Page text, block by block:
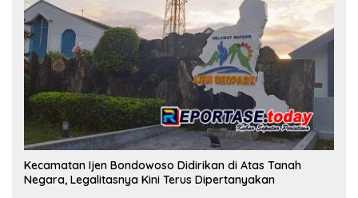
Kecamatan Ijen Bondowoso Didirikan di Atas Tanah
Negara, Legalitasnya Kini Terus Dipertanyakan